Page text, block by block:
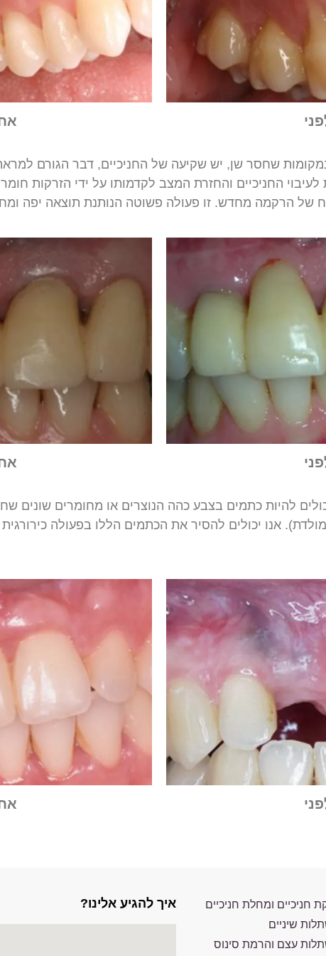
שחסר שן, יש שקיעה של החניכיים, דבר הגורם
לעיבוי החניכיים והחזרת המצב לקדמותו על ידי הזרקות
של הרקמה מחדש. זו פעולה פשוטה הנותנת תוצאה יפה
להיות כתמים בצבע כהה הנוצרים או מחומרים שונים
מולדת). אנו יכולים להסיר את הכתמים הללו בפעולה כירורגית
חניכיים ומחלת חניכיים
שיניים
עצם והרמת סינוס
איך להגיע אלינו?